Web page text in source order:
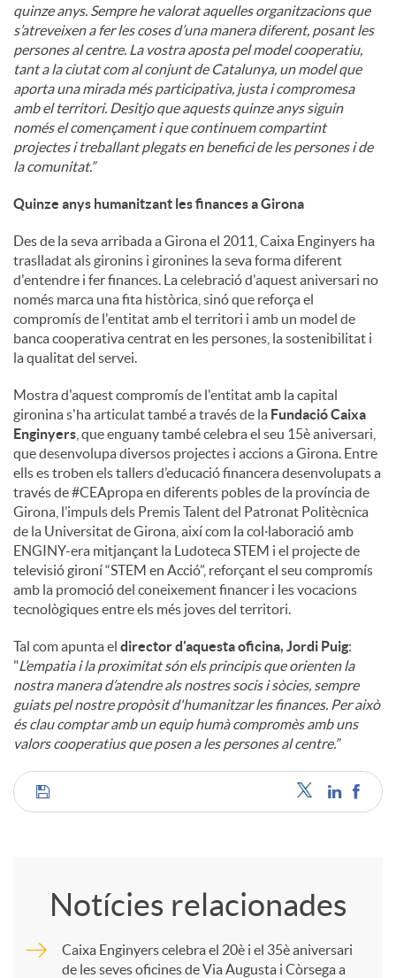
quinze anys. Sempre he valorat aquelles organitzacions que
s’atreveixen a fer les coses d’una manera diferent, posant les
persones al centre. La vostra aposta pel model cooperatiu,
tant a la ciutat com al conjunt de Catalunya, un model que
aporta una mirada més participativa, justa i compromesa
amb el territori. Desitjo que aquests quinze anys siguin
només el començament i que continuem compartint
projectes i treballant plegats en benefici de les persones i de
la comunitat.”
Quinze anys humanitzant les finances a Girona
Des de la seva arribada a Girona el 2011, Caixa Enginyers ha
traslladat als gironins i gironines la seva forma diferent
d'entendre i fer finances. La celebració d'aquest aniversari no
només marca una fita històrica, sinó que reforça el
compromís de l'entitat amb el territori i amb un model de
banca cooperativa centrat en les persones, la sostenibilitat i
la qualitat del servei.
Mostra d'aquest compromís de l'entitat amb la capital
gironina s'ha articulat també a través de la Fundació Caixa
Enginyers , que enguany també celebra el seu 15è aniversari,
que desenvolupa diversos projectes i accions a Girona. Entre
ells es troben els tallers d’educació financera desenvolupats a
través de #CEApropa en diferents pobles de la província de
Girona, l’impuls dels Premis Talent del Patronat Politècnica
de la Universitat de Girona, així com la col·laboració amb
ENGINY-era mitjançant la Ludoteca STEM i el projecte de
televisió gironí “STEM en Acció”, reforçant el seu compromís
amb la promoció del coneixement financer i les vocacions
tecnològiques entre els més joves del territori.
Tal com apunta el director d'aquesta oficina, Jordi Puig:
"L’empatia i la proximitat són els principis que orienten la
nostra manera d’atendre als nostres socis i sòcies, sempre
guiats pel nostre propòsit d'humanitzar les finances. Per això
és clau comptar amb un equip humà compromès amb uns
valors cooperatius que posen a les persones al centre.”
C
Notícies relacionades
Caixa Enginyers celebra el 20è i el 35è aniversari
de les seves oficines de Via Augusta i Còrsega a